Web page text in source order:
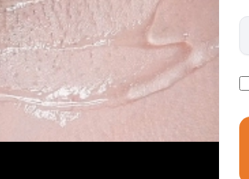
ultrasonidos o incluso
se pueden aplicar técnicas